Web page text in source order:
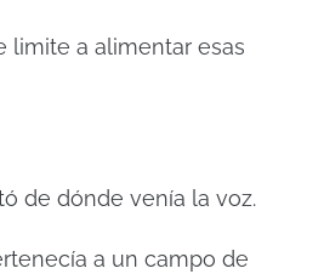
limite a alimentar esas
de dónde venía la voz.
a un campo de